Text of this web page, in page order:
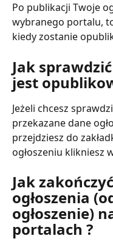
Po publikacji Twoje
wybranego portalu,
kiedy zostanie
Jak
jest
Jeżeli chcesz
przekazane dane
przejdziesz do
ogłoszeniu klikniesz
Jak
ogłoszenia
ogłoszenie)
portalach ?